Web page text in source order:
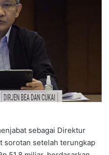
sebagai Direktur
sorotan setelah terungkap